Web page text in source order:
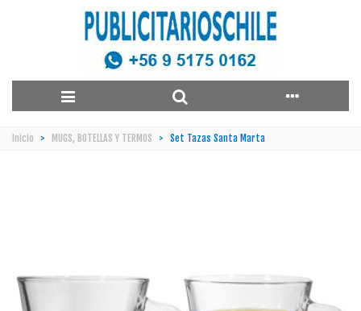
Inicio > MUGS, BOTELLAS Y TERMOS > Set Tazas Santa Marta